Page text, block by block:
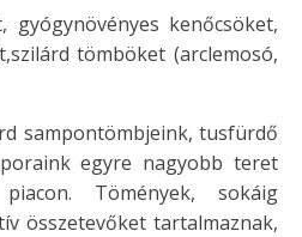
gyógynövényes kenőcsöket,
tömböket (arclemosó,
sampontömbjeink, tusfürdő
egyre nagyobb teret
Tömények, sokáig
összetevőket tartalmaznak,